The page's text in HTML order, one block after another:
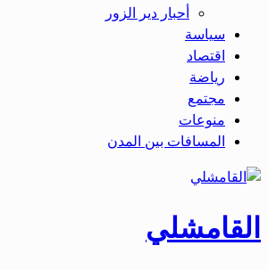
أحبار دير الزور
سياسة
اقتصاد
رياضة
مجتمع
منوعات
المسافات بين المدن
القامشلي